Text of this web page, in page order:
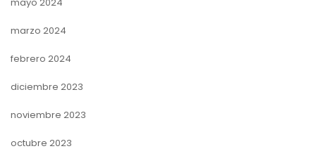
marzo 2024
febrero 2024
diciembre 2023
noviembre 2023
octubre 2023